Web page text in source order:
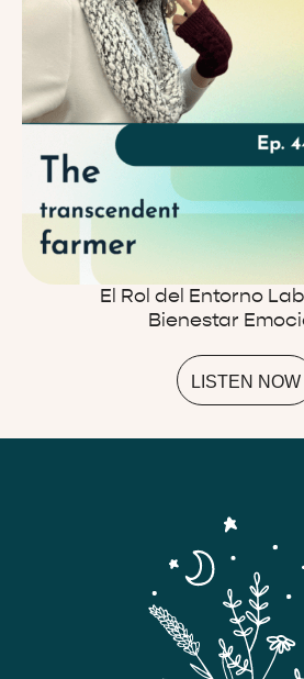
El Rol del Entorno
Bienestar
LISTEN NOW